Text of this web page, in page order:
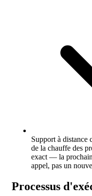
Support à distance
de la chauffe des
exact — la
appel, pas un
Processus